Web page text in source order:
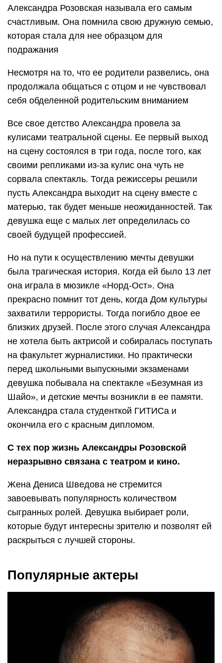
Александра Розовская называла его самым
счастливым. Она помнила свою дружную семью,
которая стала для нее образцом для
подражания
Несмотря на то, что ее родители развелись, она
продолжала общаться с отцом и не чувствовал
себя обделенной родительским вниманием
Все свое детство Александра провела за
кулисами театральной сцены. Ее первый выход
на сцену состоялся в три года, после того, как
своими репликами из-за кулис она чуть не
сорвала спектакль. Тогда режиссеры решили
пусть Александра выходит на сцену вместе с
матерью, так будет меньше неожиданностей. Так
девушка еще с малых лет определилась со
своей будущей профессией.
Но на пути к осуществлению мечты девушки
была трагическая история. Когда ей было 13 лет
она играла в мюзикле «Норд-Ост». Она
прекрасно помнит тот день, когда Дом культуры
захватили террористы. Тогда погибло двое ее
близких друзей. После этого случая Александра
не хотела быть актрисой и собиралась поступать
на факультет журналистики. Но практически
перед школьными выпускными экзаменами
девушка побывала на спектакле «Безумная из
Шайо», и детские мечты возникли в ее памяти.
Александра стала студенткой ГИТИСа и
окончила его с красным дипломом.
С тех пор жизнь Александры Розовской
неразрывно связана с театром и кино.
Жена Дениса Шведова не стремится
завоевывать популярность количеством
сыгранных ролей. Девушка выбирает роли,
которые будут интересны зрителю и позволят ей
раскрыться с лучшей стороны.
Популярные актеры